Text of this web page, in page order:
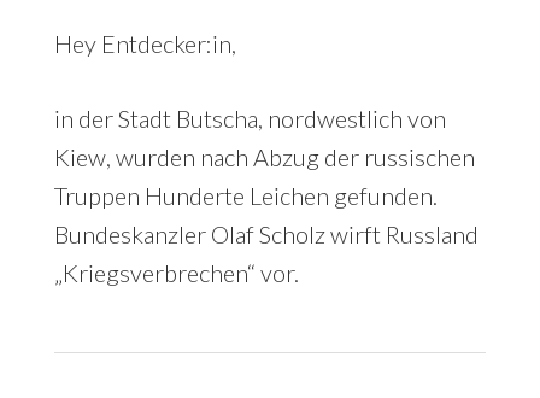
Hey Entdecker:in,
in der Stadt Butscha, nordwestlich von
Kiew, wurden nach Abzug der russischen
Truppen Hunderte Leichen gefunden.
Bundeskanzler Olaf Scholz wirft Russland
„Kriegsverbrechen“ vor.